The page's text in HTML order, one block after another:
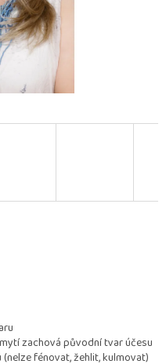
zachová původní tvar účesu
fénovat, žehlit, kulmovat)